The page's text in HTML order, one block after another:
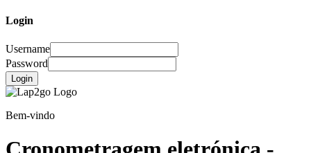
Login
Username
Password
Login
Bem-vindo